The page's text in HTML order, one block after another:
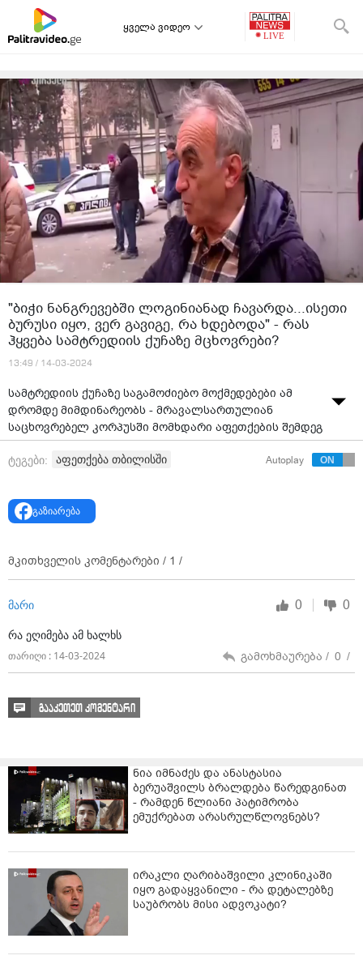
ყველა ვიდეო
"ბიჭი ნანგრევებში ლოგინიანად ჩავარდა...ისეთი
ბურუსი იყო, ვერ გავიგე, რა ხდებოდა" - რას
ჰყვება სამტრედიის ქუჩაზე მცხოვრები?
13:49 / 14-03-2024
სამტრედიის ქუჩაზე საგამოძიებო მოქმედებები ამ
დრომდე მიმდინარეობს - მრავალსართულიან
საცხოვრებელ კორპუსში მომხდარი აფეთქების შემდეგ
ადგილზე ექსპერტები მუშაობენ.
ტეგები: აფეთქება თბილისში Autoplay
გაზიარება
მკითხველის კომენტარები / 1 /
მარი 0 0
რა ეღიმება ამ ხალხს
თარიღი : 14-03-2024 გამოხმაურება / 0 /
გააკეთეთ კომენტარი
ნია იმნაძეს და ანასტასია
ბერუაშვილს ბრალდება წარედგინათ
- რამდენ წლიანი პატიმრობა
ემუქრებათ არასრულწლოვნებს?
ირაკლი ღარიბაშვილი კლინიკაში
იყო გადაყვანილი - რა დეტალებზე
საუბრობს მისი ადვოკატი?